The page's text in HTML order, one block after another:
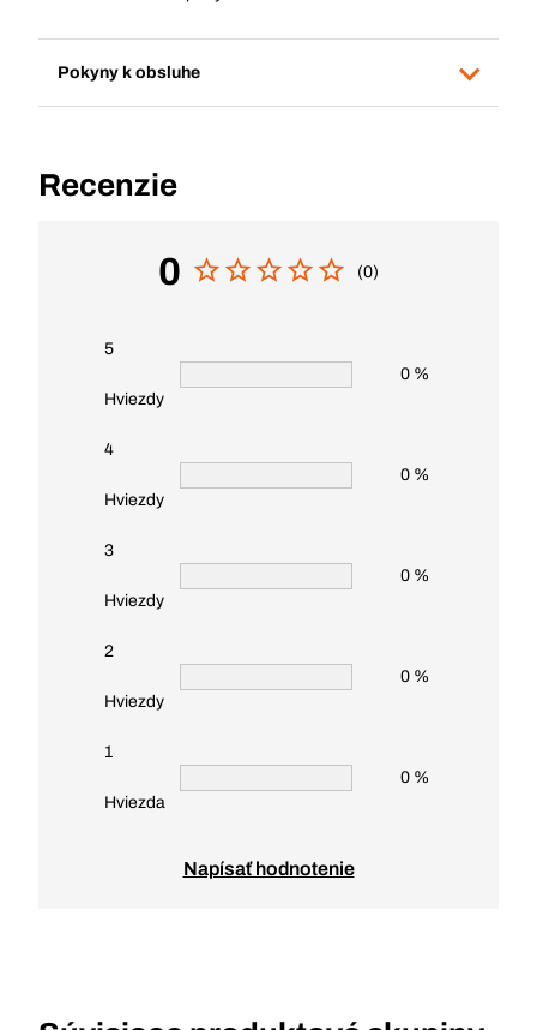
Pokyny k obsluhe
Recenzie
0 (0)
5
Hviezdy
0 %
4
Hviezdy
0 %
3
Hviezdy
0 %
2
Hviezdy
0 %
1
Hviezda
0 %
Napísať hodnotenie